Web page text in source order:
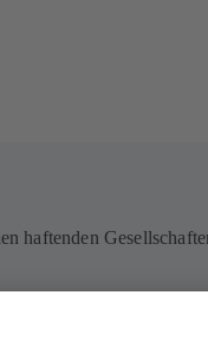
haftenden